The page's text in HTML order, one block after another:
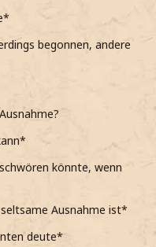
begonnen, andere
könnte, wenn
Ausnahme ist*
deute*